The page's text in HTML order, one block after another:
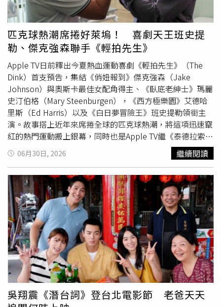
國企業利益，使越南政府再度加大執法力道，西貢廣場、濱
城市場等知名仿冒品集散地均成為重點掃蕩目標。警方隨後
持續擴大行動。6月10日，清化省警方再破獲一個大型仿冒
珠寶集團，查扣超過1萬件仿冒Bvlgari、Cartier、Louis
Vuitton及Tiffany & Co等品牌飾品，估計非法獲利約114萬
美元（約新台幣3300萬元），胡志明市、河內多間服飾
店、鞋店及倉庫也陸續遭到搜索。儘管如此，仿冒商品供應
鏈並未因此中斷。報導指出，多數仿冒商品源頭來自大陸，
由越南批發商大量進口後再配送至全國各地；加上許多國際
精品原本就在亞洲生產，不論是皮革裁切、縫製加工或零件
製造，都讓部分技術、人力及材料流向地下市場，形成難以
切斷的灰色供應鏈。對於政府加強執法，本土設計師Thi
Nguyen抱持支持態度。她表示，越南並不缺乏優秀的裁縫
師與刺繡工藝人才，但長年受到仿冒市場擠壓，許多人最終
只能進入仿冒工廠工作。她更感嘆，不少消費者願意花75美
元（約新台幣2200元）購買一件看似精品的仿製洋裝，卻
嫌棄價格不到一半、由設計師親自設計製作的原創服飾太昂
貴，導致原創品牌生存更加困難。如今隨著仿冒店家陸續遭
查封，她也計畫增加投資、調整售價，希望市場能逐漸回歸
公平競爭。不過，也有不少越南民眾對掃蕩行動抱持保留態
度。峴港一名上班族Huy表示，自己平時經常購買仿冒球衣
與球鞋，原因很簡單，就是便宜、方便又容易取得，只要市
場仍買得到，他就不會改變消費習慣。研究消費倫理的
SKEMA商學院副教授陳氏清香（Thi Thanh Huong Tran）分
析，越南約六成人口居住於 鄉村 地區，平均月收入僅225美
元（約新台幣6500元），許多家庭根本沒有能力負擔真正
快把相關線索移交佛山市市場監督管理局調查，追查涉案經
銷商及產品來源，依法釐清責任，保障公益捐贈及消費者權
益。
匹克球熱潮席捲好萊塢！ 喜劇天王班史提
勒、傑克強森聯手《輕拍先生》
Apple TV日前釋出今夏熱血運動喜劇《輕拍先生》（The
Dink）首支預告，集結《俏妞報到》傑克強森（Jake
Johnson）與奧斯卡最佳女配角得主、《臥底老紳士》瑪麗
史汀伯格（Mary Steenburgen），《西方極樂園》艾德哈
里斯（Ed Harris）以及《白日夢冒險王》班史提勒領銜主
演。故事搭上近年來席捲全球的匹克球熱潮，將這項迅速竄
紅的熱門運動搬上銀幕，同時也是Apple TV繼《泰德拉索：
錯棚教練趣事多》後，再度推出充滿熱血與歡笑的運動喜劇
力作。《輕拍先生》以近年風靡全球的匹克球熱潮為背景，
講述一位昔日網球神童在人生跌落低谷後，回到父親經營的
鄉村俱樂部擔任網球教練，卻始終無法獲得父親認可。就在
舊傷迫使他放下熟悉的網球拍時，醫生開出一張意想不到的
處方箋，使他開始接觸匹克球，也重新燃起對運動的熱情，
更開始面對多年來未曾放下的挫敗與心結。當俱樂部的未來
岌岌可危，他也將迎來一場攸關親情、夢想與自我認同的關
鍵對決。在歡樂喜劇的氛圍之下，《輕拍先生》（The
Dink）更探討人生低谷、自尊心與友情等深刻議題。導演喬
許格林鮑姆（Josh Greenbaum）分享：在所有荒謬與笑料
之下，《輕拍先生》真正想講述的是關於自我重塑、自尊、
友情，以及主角在人生某個階段，以為自己的高光時刻早已
過去後，如何重新找到人生目標。這是一個充滿歡笑的世
06月30日, 2026 繼續閱讀
吳翔震《潛台詞》登台北電影節 老爸天天